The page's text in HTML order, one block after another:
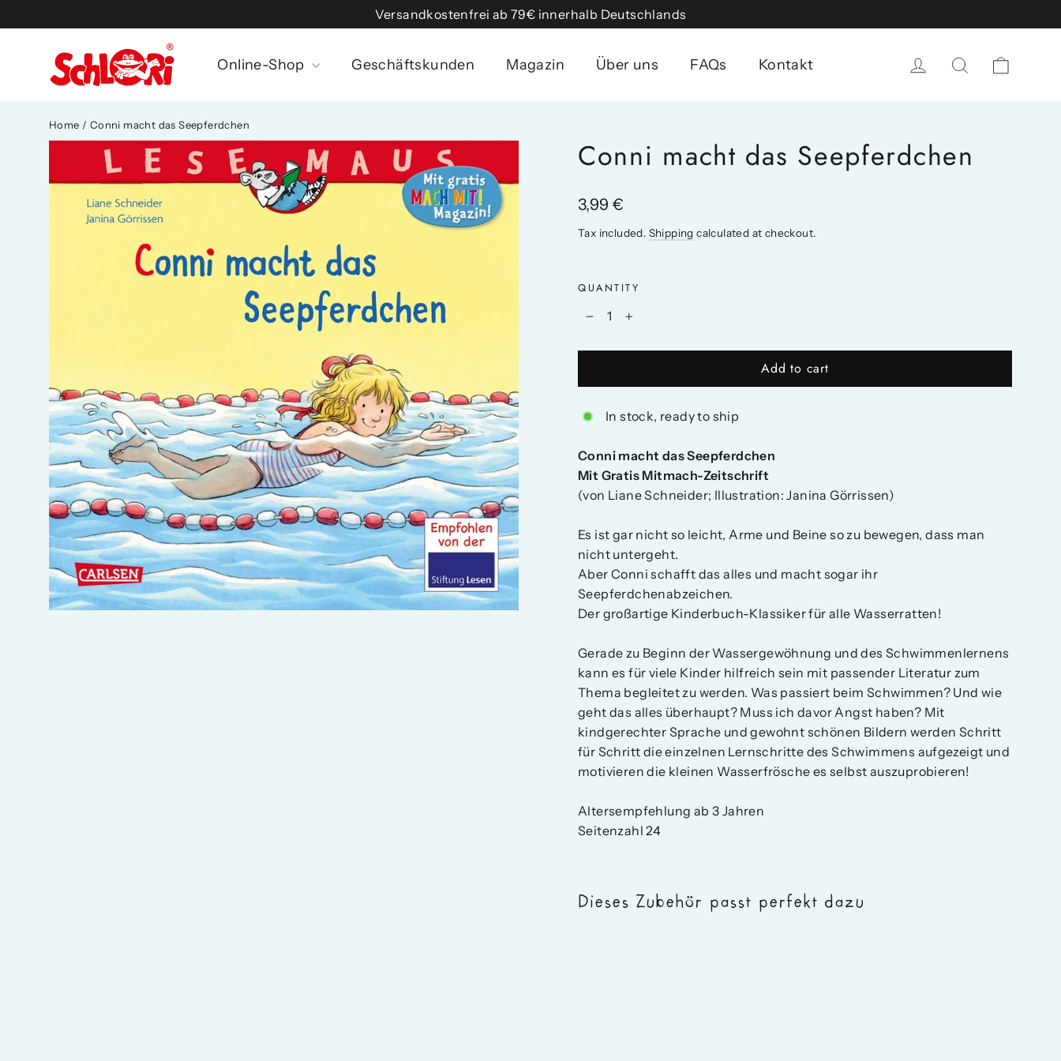
to
Versandkostenfrei ab 79€ innerhalb Deutschlands
Online-Shop Geschäftskunden Magazin Über uns FAQs Kontakt Log in Search
Home / Conni macht das Seepferdchen
Conni macht das Seepferdchen
Regular
3,99 €
Tax included. Shipping calculated at checkout.
QUANTITY
+
Add to cart
In stock, ready to ship
Conni macht das Seepferdchen
Mit Gratis Mitmach-Zeitschrift
(von Liane Schneider; Illustration: Janina Görrissen)
Es ist gar nicht so leicht, Arme und Beine so zu bewegen, dass man
nicht untergeht.
Aber Conni schafft das alles und macht sogar ihr
Seepferdchenabzeichen.
Der großartige Kinderbuch-Klassiker für alle Wasserratten!
Gerade zu Beginn der Wassergewöhnung und des Schwimmenlernens
kann es für viele Kinder hilfreich sein mit passender Literatur zum
Thema begleitet zu werden. Was passiert beim Schwimmen? Und wie
geht das alles überhaupt? Muss ich davor Angst haben? Mit
kindgerechter Sprache und gewohnt schönen Bildern werden Schritt
für Schritt die einzelnen Lernschritte des Schwimmens aufgezeigt und
motivieren die kleinen Wasserfrösche es selbst auszuprobieren!
Altersempfehlung ab 3 Jahren
Seitenzahl 24
Dieses Zubehör passt perfekt dazu